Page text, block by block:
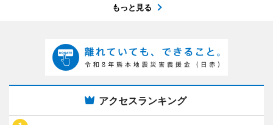
もっと見る
アクセスランキング